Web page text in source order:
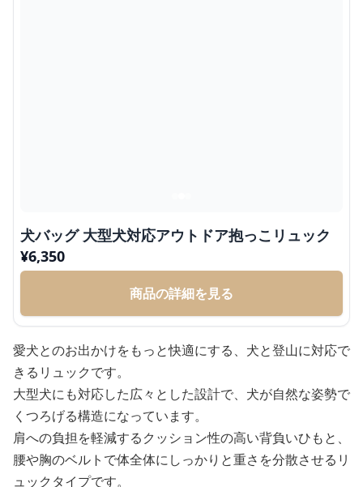
犬バッグ 大型犬対応アウトドア抱っこリュック
¥6,350
商品の詳細を見る
愛犬とのお出かけをもっと快適にする、犬と登山に対応で
きるリュックです。
大型犬にも対応した広々とした設計で、犬が自然な姿勢で
くつろげる構造になっています。
肩への負担を軽減するクッション性の高い背負いひもと、
腰や胸のベルトで体全体にしっかりと重さを分散させるリ
ュックタイプです。